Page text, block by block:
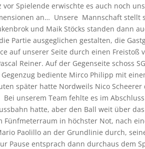
vor Spielende erwischte es auch noch
an… Unsere Mannschaft stellt
und Maik Stöcks standen dann
Partie ausgeglichen gestalten, die
auf unserer Seite durch einen
Reiner. Auf der Gegenseite schoss
bediente Mirco Philipp mit
später hatte Nordweils Nico
unserem Team fehlte es im
hatte, aber den Ball weit über
Fünfmeterraum in höchster Not, nach
Paolillo an der Grundlinie durch,
Pause entsprach dann durchaus dem